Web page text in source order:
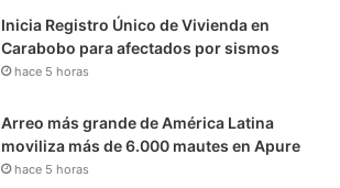
Inicia Registro Único de Vivienda en
Carabobo para afectados por sismos
hace 5 horas
Arreo más grande de América Latina
moviliza más de 6.000 mautes en Apure
hace 5 horas